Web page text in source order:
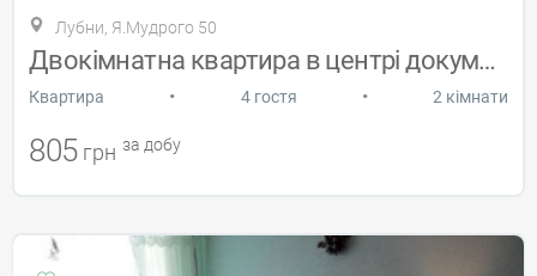
Лубни, Я.Мудрого 50
Двокімнатна квартира в центрі документ
Квартира • 4 гостя • 2 кімнати
805 грн за добу